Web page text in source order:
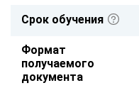
Срок обучения
Формат
получаемого
документа